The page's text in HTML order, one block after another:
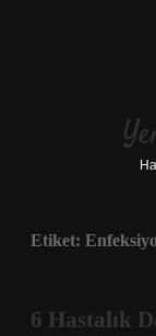
Etiket:
6 Hastalık